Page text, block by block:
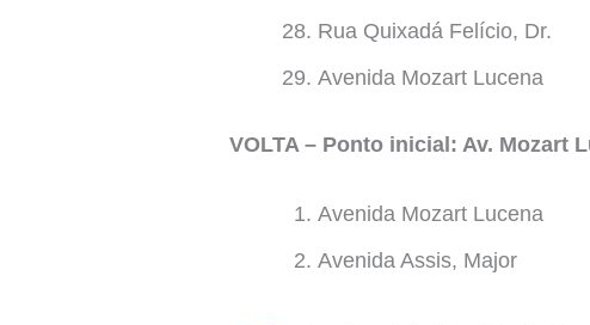
Rua Quixadá Felício, Dr.
Avenida Mozart Lucena
VOLTA – Ponto inicial: Av. Mozart
Avenida Mozart Lucena
Avenida Assis, Major